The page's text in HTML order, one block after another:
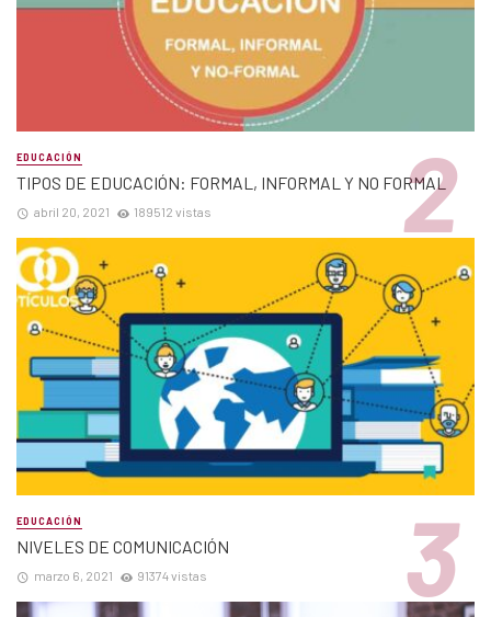
EDUCACIÓN
TIPOS DE EDUCACIÓN: FORMAL, INFORMAL Y NO FORMAL
abril 20, 2021 189512 vistas
EDUCACIÓN
NIVELES DE COMUNICACIÓN
marzo 6, 2021 91374 vistas